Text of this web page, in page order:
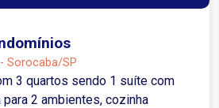
Sorocaba/SP
3 quartos sendo 1 suíte com
2 ambientes, cozinha